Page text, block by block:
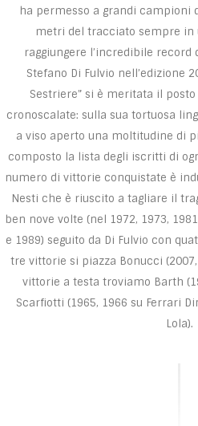
ha permesso a grandi campioni
metri del tracciato sempre
raggiungere l’incredibile record
Stefano Di Fulvio nell’edizione
Sestriere” si è meritata il
cronoscalate: sulla sua tortuosa
a viso aperto una moltitudine di
composto la lista degli iscritti di
numero di vittorie conquistate è
Nesti che è riuscito a tagliare il
ben nove volte (nel 1972, 1973,
e 1989) seguito da Di Fulvio con
tre vittorie si piazza Bonucci
vittorie a testa troviamo Barth
Scarfiotti (1965, 1966 su Ferrari
Lola).